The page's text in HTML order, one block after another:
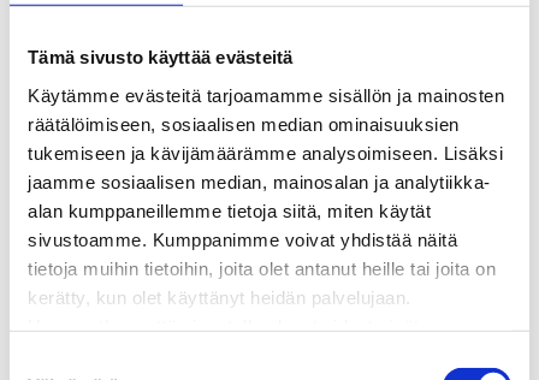
Tämä sivusto käyttää evästeitä
Käytämme evästeitä tarjoamamme sisällön ja mainosten
räätälöimiseen, sosiaalisen median ominaisuuksien
tukemiseen ja kävijämäärämme analysoimiseen. Lisäksi
jaamme sosiaalisen median, mainosalan ja analytiikka-
alan kumppaneillemme tietoja siitä, miten käytät
sivustoamme. Kumppanimme voivat yhdistää näitä
tietoja muihin tietoihin, joita olet antanut heille tai joita on
kerätty, kun olet käyttänyt heidän palvelujaan.
Sähköverkon kehittämissuunnitelma
Työmaat kartalla
Verkkopalvelutuotteet ja hinnastot
Vikapalvelu ja tietoa jakeluhäiriöistä
Yritystietoa
Sähköntuotanto
Tietoa Rauman Energiasta
Vuosikertomukset ja asiakaslehti
Yhteistyöverkosto
Palvelut